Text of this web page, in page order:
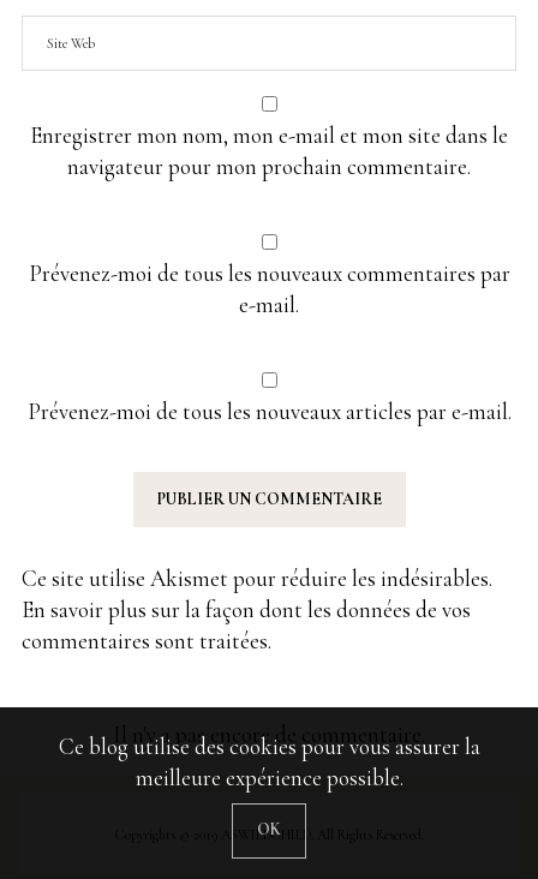
Enregistrer mon nom, mon e-mail et mon site dans le
navigateur pour mon prochain commentaire.
Prévenez-moi de tous les nouveaux commentaires par
e-mail.
Prévenez-moi de tous les nouveaux articles par e-mail.
Ce site utilise Akismet pour réduire les indésirables.
En savoir plus sur la façon dont les données de vos
commentaires sont traitées.
Il n'y a pas encore de commentaire.
Copyrights © 2019 ASWILDCHILD. All Rights Reserved.
Ce blog utilise des cookies pour vous assurer la
meilleure expérience possible.
OK